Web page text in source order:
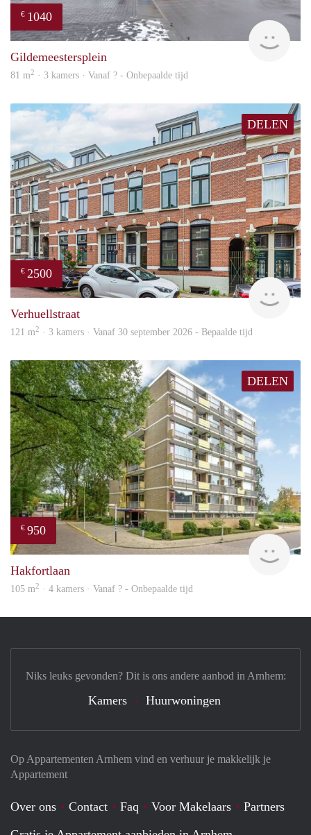
€ 1040
Gildemeestersplein
81 m2 · 3 kamers · Vanaf ? - Onbepaalde tijd
DELEN
€ 2500
Blinq
Verhuellstraat
121 m2 · 3 kamers · Vanaf 30 september 2026 - Bepaalde tijd
DELEN
€ 950
Hakfortlaan
105 m2 · 4 kamers · Vanaf ? - Onbepaalde tijd
Op Appartementen Arnhem vind en verhuur je makkelijk je
Appartement
Over ons Contact Faq Voor Makelaars
Partners
Niks leuks gevonden? Dit is ons andere aanbod in Arnhem:
Kamers Huurwoningen